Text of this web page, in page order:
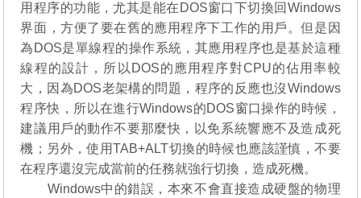
用程序的功能，尤其是能在DOS窗口下切換回Windows
界面，方便了要在舊的應用程序下工作的用戶。但是因
為DOS是單線程的操作系統，其應用程序也是基於這種
線程的設計，所以DOS的應用程序對CPU的佔用率較
大，因為DOS老架構的問題，程序的反應也沒Windows
程序快，所以在進行Windows的DOS窗口操作的時候，
建議用戶的動作不要那麼快，以免系統響應不及造成死
機；另外，使用TAB+ALT切換的時候也應該謹慎，不要
在程序還沒完成當前的任務就強行切換，造成死機。
Windows中的錯誤，本來不會直接造成硬盤的物理